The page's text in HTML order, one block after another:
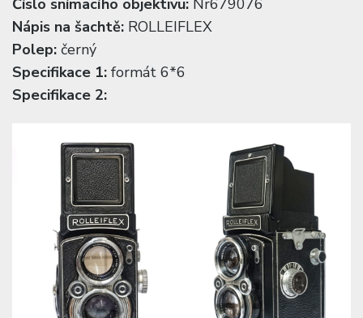
Nápis na šachtě: ROLLEIFLEX
Polep: černý
Specifikace 1: formát 6*6
Specifikace 2: